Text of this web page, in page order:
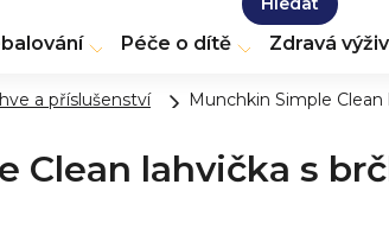
Péče o dítě Zdravá
a příslušenství Munchkin Simple
Clean lahvička s